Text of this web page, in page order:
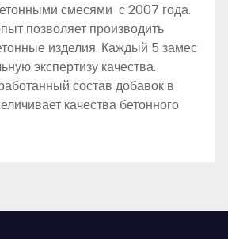
смесями с 2007 года.
позволяет производить
изделия. Каждый 5 замес
экспертизу качества.
состав добавок в
качества бетонного